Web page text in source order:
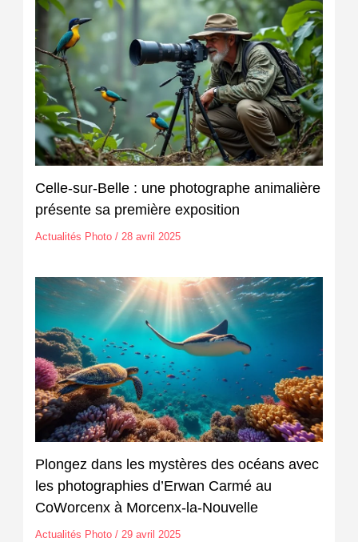
Celle-sur-Belle : une photographe animalière
présente sa première exposition
Actualités Photo/ 28 avril 2025
Plongez dans les mystères des océans avec
les photographies d’Erwan Carmé au
CoWorcenx à Morcenx-la-Nouvelle
Actualités Photo/ 29 avril 2025